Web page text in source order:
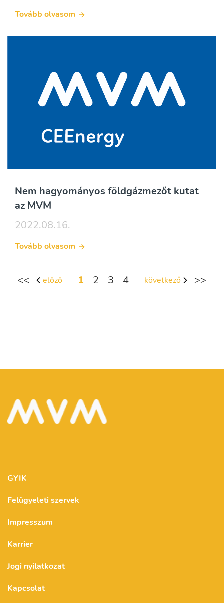
Tovább olvasom
Nem hagyományos földgázmezőt kutat
az MVM
2022.08.16.
Tovább olvasom
<< előző 1 2 3 4 következő >>
GYIK
Felügyeleti szervek
Impresszum
Karrier
Jogi nyilatkozat
Kapcsolat